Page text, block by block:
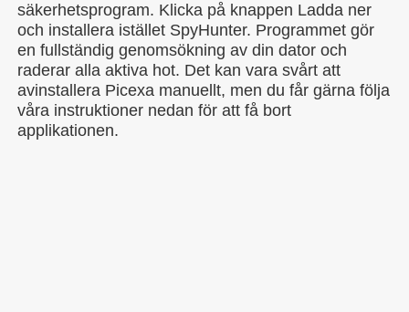
säkerhetsprogram. Klicka på knappen Ladda ner
och installera istället SpyHunter. Programmet gör
en fullständig genomsökning av din dator och
raderar alla aktiva hot. Det kan vara svårt att
avinstallera Picexa manuellt, men du får gärna följa
våra instruktioner nedan för att få bort
applikationen.